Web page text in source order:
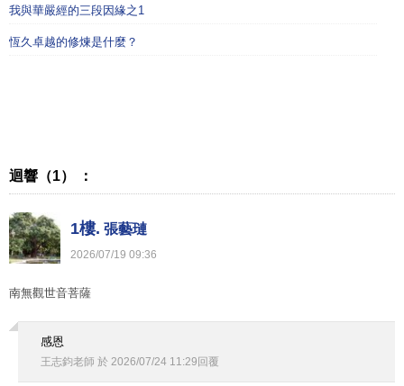
我與華嚴經的三段因緣之1
恆久卓越的修煉是什麼？
迴響（1） ：
1樓. 張藝璉
2026/07/19 09:36
南無觀世音菩薩
感恩
王志鈞老師 於 2026/07/24 11:29 回覆